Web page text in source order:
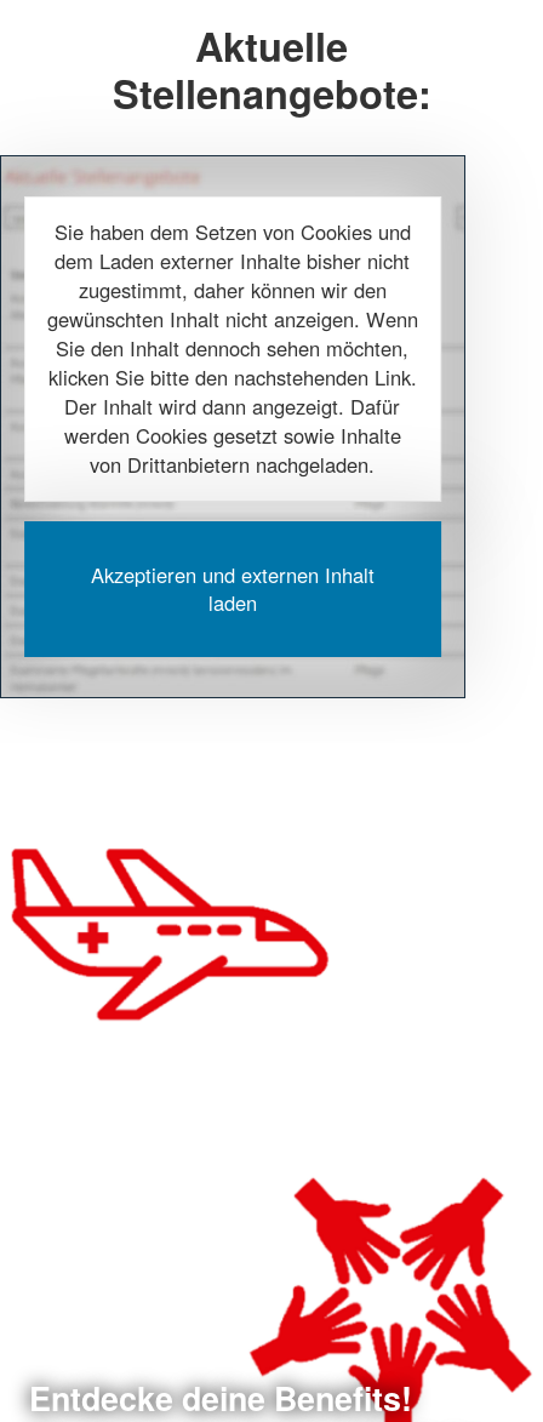
Aktuelle
Stellenangebote:
Sie haben dem Setzen von Cookies und
dem Laden externer Inhalte bisher nicht
zugestimmt, daher können wir den
gewünschten Inhalt nicht anzeigen. Wenn
Sie den Inhalt dennoch sehen möchten,
klicken Sie bitte den nachstehenden Link.
Der Inhalt wird dann angezeigt. Dafür
werden Cookies gesetzt sowie Inhalte
von Drittanbietern nachgeladen.
Akzeptieren und externen Inhalt
laden
Entdecke deine Benefits!